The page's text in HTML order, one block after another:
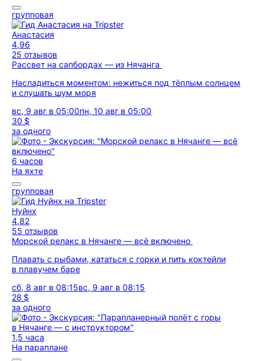
групповая
Анастасия
4,96
25 отзывов
Рассвет на сапбордах — из Нячанга
Насладиться моментом: нежиться под тёплым солнцем
и слушать шум моря
вс, 9 авг в 05:00пн, 10 авг в 05:00
30 $
за одного
6 часов
На яхте
групповая
Нуйнх
4,82
55 отзывов
Морской релакс в Нячанге — всё включено
Плавать с рыбами, кататься с горки и пить коктейли
в плавучем баре
сб, 8 авг в 08:15вс, 9 авг в 08:15
28 $
за одного
1,5 часа
На параплане